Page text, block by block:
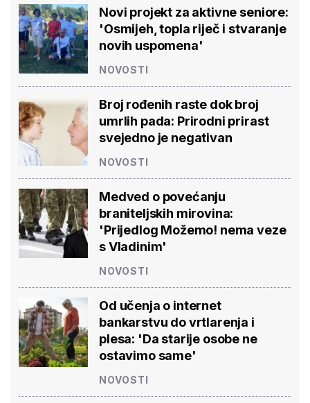
Novi projekt za aktivne seniore:
'Osmijeh, topla riječ i stvaranje
novih uspomena'
NOVOSTI
Broj rođenih raste dok broj
umrlih pada: Prirodni prirast
svejedno je negativan
NOVOSTI
Medved o povećanju
braniteljskih mirovina:
'Prijedlog Možemo! nema veze
s Vladinim'
NOVOSTI
Od učenja o internet
bankarstvu do vrtlarenja i
plesa: 'Da starije osobe ne
ostavimo same'
NOVOSTI